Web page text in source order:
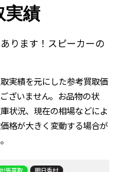
実績
ります！スピーカーの
実績を元にした参考買取価
ざいません。お品物の状
状況、現在の相場などによ
格が大きく変動する場合が
出張買取 明日香村